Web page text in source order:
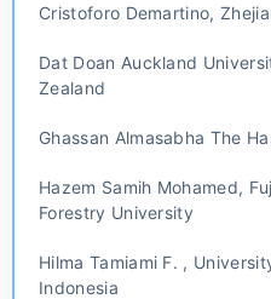
Cristoforo Demartino,
Dat Doan Auckland
Zealand
Ghassan Almasabha The
Hazem Samih Mohamed,
Forestry University
Hilma Tamiami F. ,
Indonesia